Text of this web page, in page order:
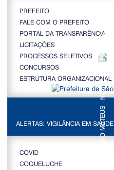
PREFEITO
FALE COM O PREFEITO
PORTAL DA TRANSPARÊNCIA
LICITAÇÕES
PROCESSOS SELETIVOS
CONCURSOS
ESTRUTURA ORGANIZACIONAL
ALERTAS: VIGILÂNCIA EM SAÚDE
COVID
COQUELUCHE